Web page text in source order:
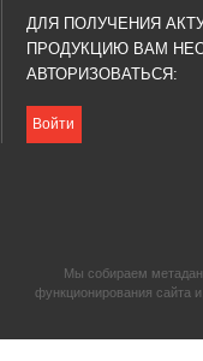
ДЛЯ ПОЛУЧЕНИЯ
ПРОДУКЦИЮ ВАМ
АВТОРИЗОВАТЬСЯ:
Войти
Мы собираем
функционирования сайта